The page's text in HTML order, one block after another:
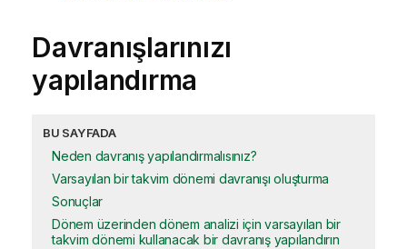
Davranışlarınızı
yapılandırma
BU SAYFADA
Neden davranış yapılandırmalısınız?
Varsayılan bir takvim dönemi davranışı oluşturma
Sonuçlar
Dönem üzerinden dönem analizi için varsayılan bir
takvim dönemi kullanacak bir davranış yapılandırın